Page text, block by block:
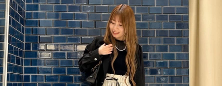
すべての商品
新着商品
予約商品